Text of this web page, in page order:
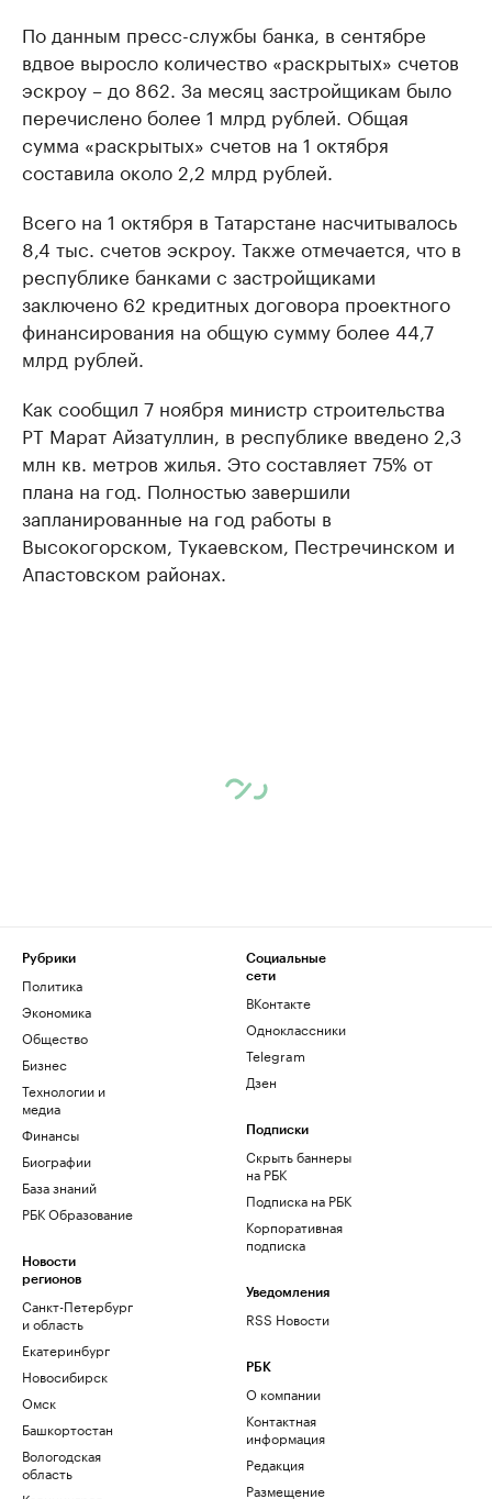
По данным пресс-службы банка, в сентябре
вдвое выросло количество «раскрытых» счетов
эскроу – до 862. За месяц застройщикам было
перечислено более 1 млрд рублей. Общая
сумма «раскрытых» счетов на 1 октября
составила около 2,2 млрд рублей.
Всего на 1 октября в Татарстане насчитывалось
8,4 тыс. счетов эскроу. Также отмечается, что в
республике банками с застройщиками
заключено 62 кредитных договора проектного
финансирования на общую сумму более 44,7
млрд рублей.
Как сообщил 7 ноября министр строительства
РТ Марат Айзатуллин, в республике введено 2,3
млн кв. метров жилья. Это составляет 75% от
плана на год. Полностью завершили
запланированные на год работы в
Высокогорском, Тукаевском, Пестречинском и
Апастовском районах.
Рубрики
Политика
Экономика
Общество
Бизнес
Технологии и
медиа
Финансы
Биографии
База знаний
РБК Образование
Новости
регионов
Санкт-Петербург
и область
Екатеринбург
Новосибирск
Омск
Башкортостан
Вологодская
область
Социальные
сети
ВКонтакте
Одноклассники
Telegram
Дзен
Подписки
Скрыть баннеры
на РБК
Подписка на РБК
Корпоративная
подписка
Уведомления
RSS Новости
РБК
О компании
Контактная
информация
Редакция
Размещение